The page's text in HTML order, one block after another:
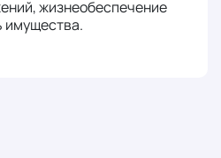
жизнеобеспечение
имущества.